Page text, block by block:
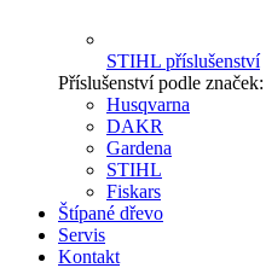
STIHL příslušenství
Příslušenství podle značek:
Husqvarna
DAKR
Gardena
STIHL
Fiskars
Štípané dřevo
Servis
Kontakt